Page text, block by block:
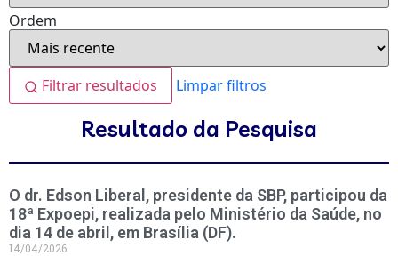
Ordem
Filtrar resultados Limpar filtros
Resultado da Pesquisa
O dr. Edson Liberal, presidente da SBP, participou da
18ª Expoepi, realizada pelo Ministério da Saúde, no
dia 14 de abril, em Brasília (DF).
14/04/2026